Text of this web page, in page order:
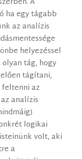
ha egy tágabb
az analízis
helyezéssel
tág, hogy
tágítani,
az
analízis
logikai
volt, aki
a